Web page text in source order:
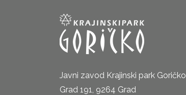
Javni zavod Krajinski park Goričko
Grad 191, 9264 Grad